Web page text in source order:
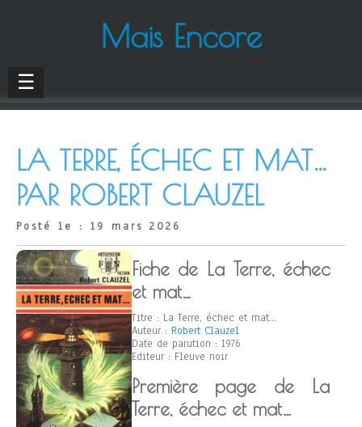
Mais Encore
☰
LA TERRE, ÉCHEC ET MAT…
PAR ROBERT CLAUZEL
Posté le : 19 mars 2026
Fiche de La Terre, échec
et mat…
Titre : La Terre, échec et mat…
Auteur : Robert Clauzel
Date de parution : 1976
Editeur : Fleuve noir
Première page de La
Terre, échec et mat…